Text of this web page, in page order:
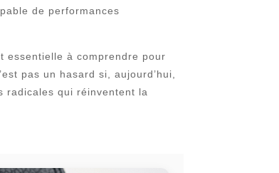
de performances
essentielle à comprendre pour
pas un hasard si, aujourd’hui,
radicales qui réinventent la